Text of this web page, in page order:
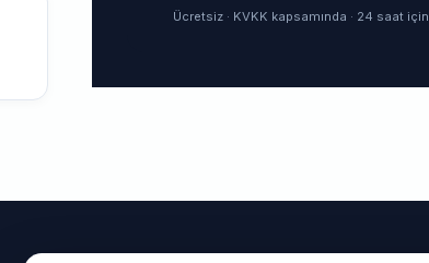
Ücretsiz · KVKK kapsamında · 24 saat